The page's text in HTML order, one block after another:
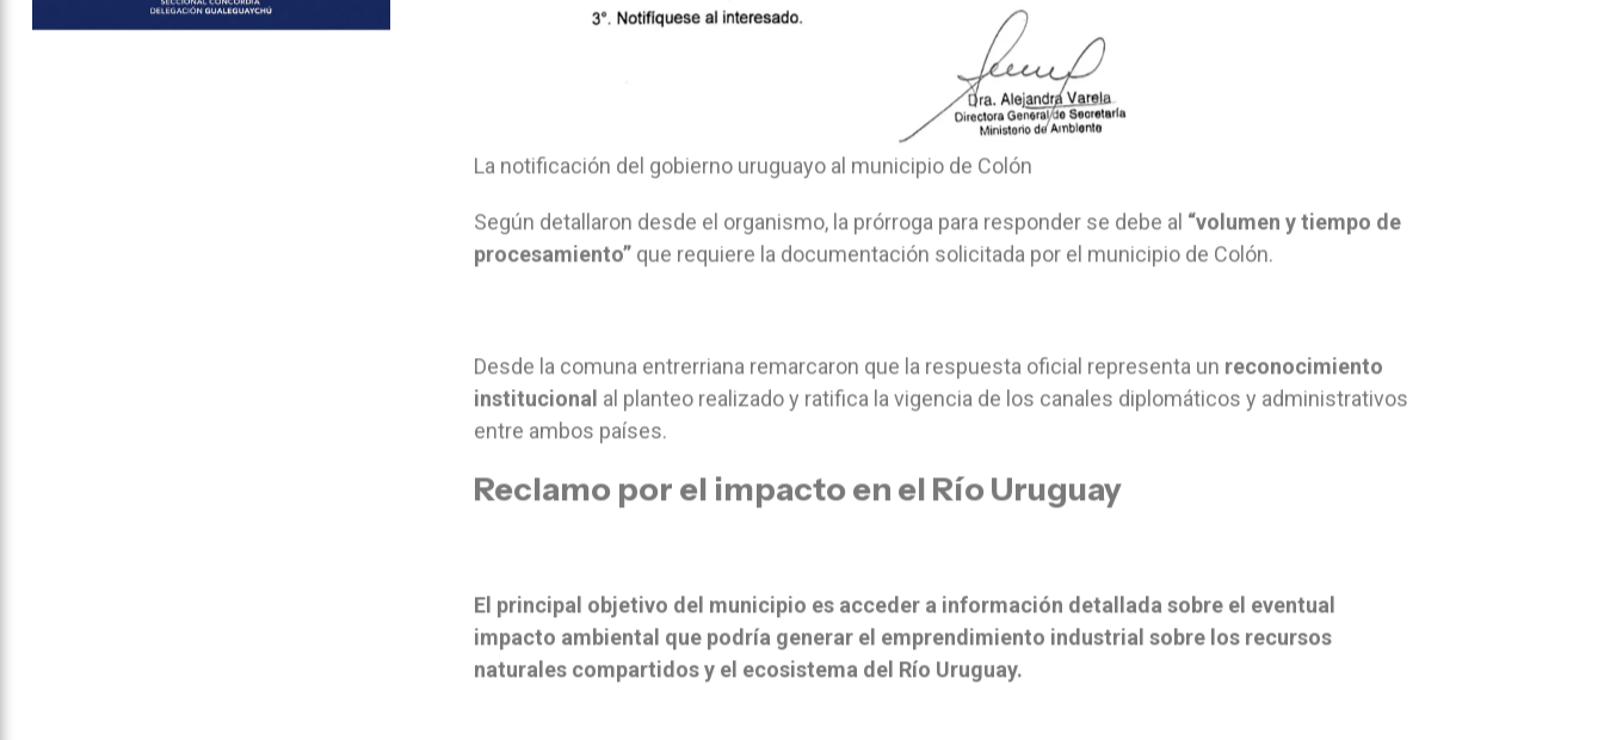
La notificación del gobierno uruguayo al municipio de Colón
Según detallaron desde el organismo, la prórroga para responder se debe al “volumen y tiempo de
procesamiento” que requiere la documentación solicitada por el municipio de Colón.
Desde la comuna entrerriana remarcaron que la respuesta oficial representa un reconocimiento
institucional al planteo realizado y ratifica la vigencia de los canales diplomáticos y administrativos
entre ambos países.
Reclamo por el impacto en el Río Uruguay
El principal objetivo del municipio es acceder a información detallada sobre el eventual
impacto ambiental que podría generar el emprendimiento industrial sobre los recursos
naturales compartidos y el ecosistema del Río Uruguay.